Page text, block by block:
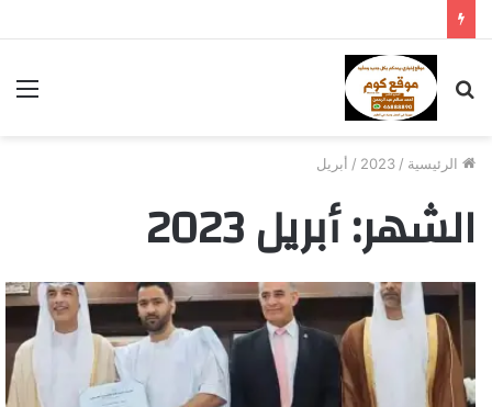
بحث
عن
الرئيسية /
2023
/ أبريل
الشهر:أبريل 2023